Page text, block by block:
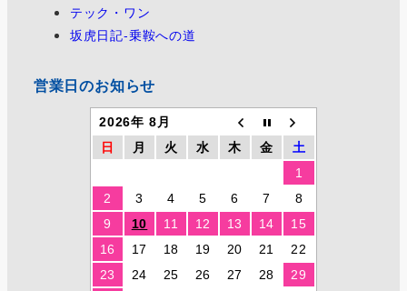
テック・ワン
坂虎日記-乗鞍への道
営業日のお知らせ
2026年 8月
日
月 火 水 木 金
土
1
2
3 4 5 6 7
8
9
10 11 12 13 14
15
16
17 18 19 20 21
22
23
24 25 26 27 28
29